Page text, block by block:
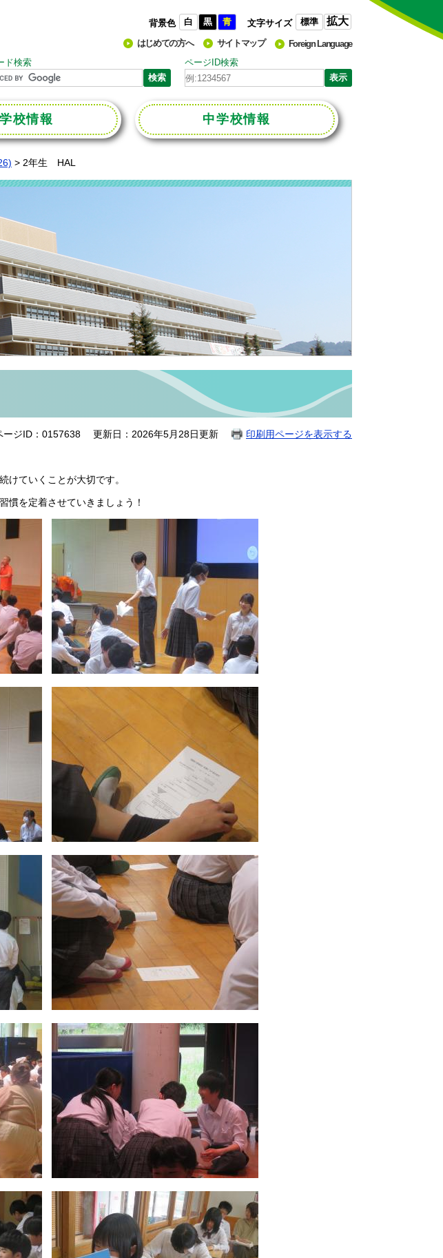
背景色 白 黒 青 文字サイズ 標準 拡大
はじめての方へ サイトマップ
Foreign Language
ド検索
ページID検索
校情報 中学校情報
> 2年生 HAL
ージID：0157638 更新日：2026年5月28日更新 印刷用ページを表示する
けていくことが大切です。
慣を定着させていきましょう！